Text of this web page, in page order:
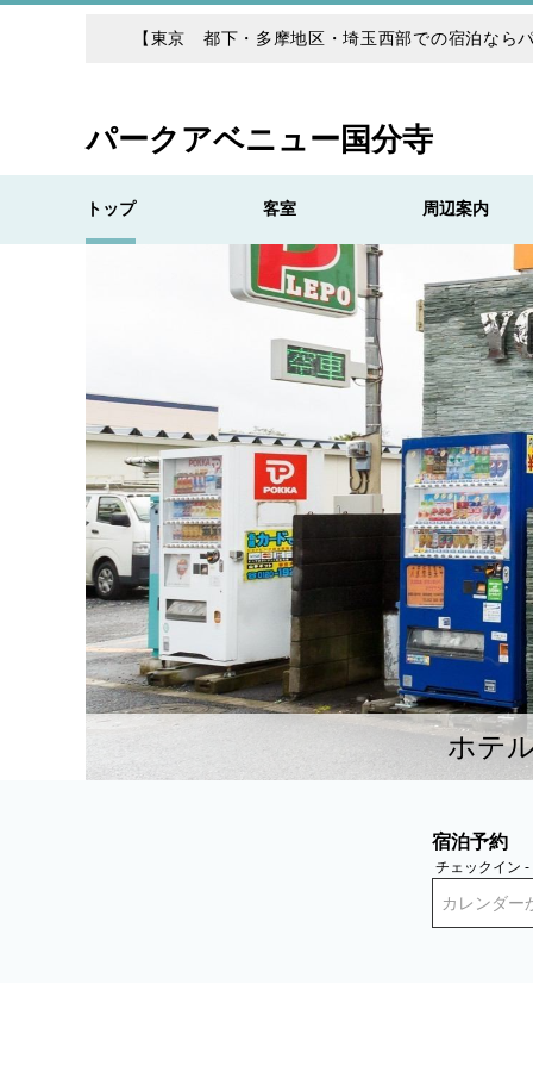
【東京 都下・多摩地区・埼玉西部での宿泊なら
パークアベニュー国分寺
トップ 客室 周辺案内
ホテ
宿泊予約
チェックイン
カレンダー